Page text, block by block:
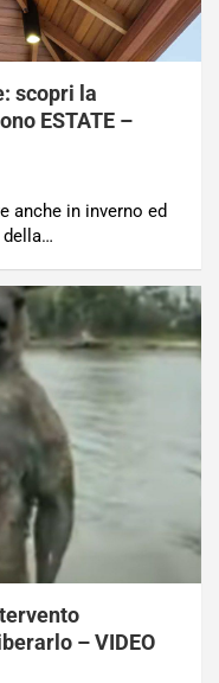
scopri la
ESTATE –
anche in inverno ed
– VIDEO